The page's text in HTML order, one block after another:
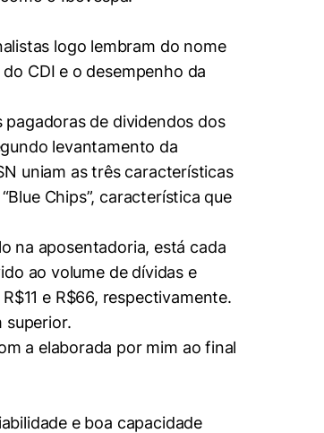
logo lembram do nome
CDI e o desempenho da
de dividendos dos
levantamento da
uniam as três características
Chips”, característica que
na aposentadoria, está cada
ao volume de dívidas e
e R$66, respectivamente.
superior.
a elaborada por mim ao final
e boa capacidade